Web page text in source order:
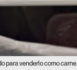
para venderlo como carne